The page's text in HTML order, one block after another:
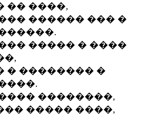
�� ����,
������ ��� �
����� � ����
� �������� �
��������,
����� ����,